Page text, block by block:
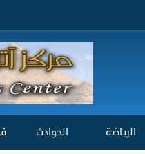
الرياضة الحوادث